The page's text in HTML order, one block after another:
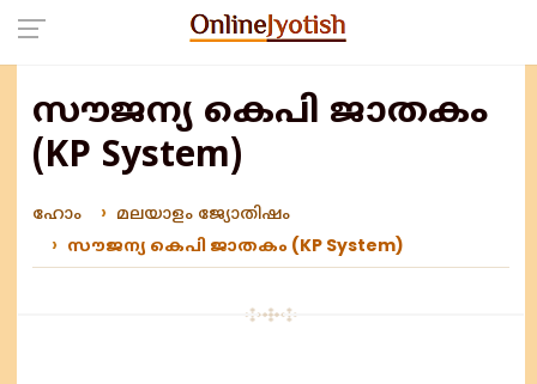
സൗജന്യ കെപി ജാതകം
(KP System)
ഹോം
മലയാളം ജ്യോതിഷം
സൗജന്യ കെപി ജാതകം (KP System)